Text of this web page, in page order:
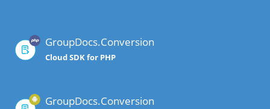
GroupDocs.Conversion
Cloud SDK for PHP
GroupDocs.Conversion